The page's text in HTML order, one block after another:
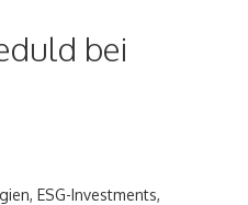
bei
,ESG-Investments,